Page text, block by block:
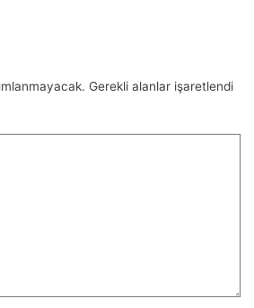
Gerekli alanlar işaretlendi